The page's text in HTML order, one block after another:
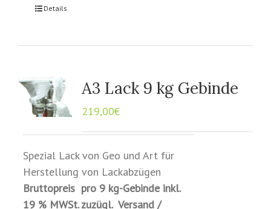
Details
A3 Lack 9 kg Gebinde
219,00€
Spezial Lack von Geo und Art für
Herstellung von Lackabzügen
Bruttopreis pro 9 kg-Gebinde inkl.
19 % MWSt. zuzügl. Versand /